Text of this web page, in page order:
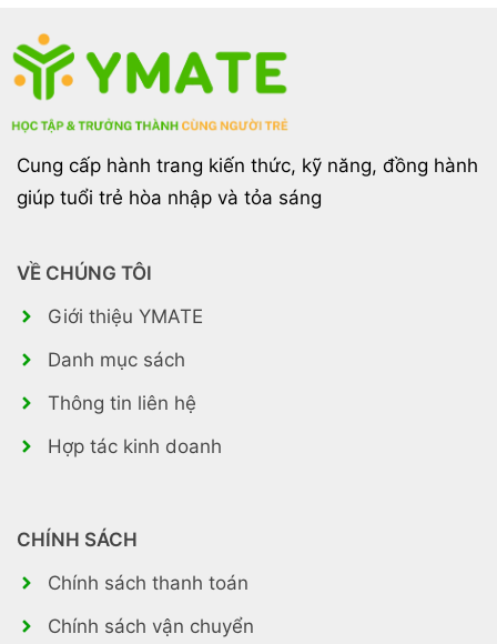
Cung cấp hành trang kiến thức, kỹ năng, đồng hành
giúp tuổi trẻ hòa nhập và tỏa sáng
VỀ CHÚNG TÔI
Giới thiệu YMATE
Danh mục sách
Thông tin liên hệ
Hợp tác kinh doanh
CHÍNH SÁCH
Chính sách thanh toán
Chính sách vận chuyển